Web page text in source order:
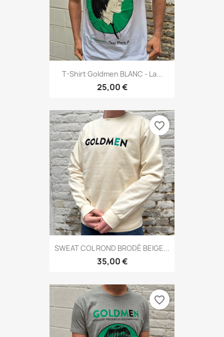
T-Shirt Goldmen BLANC - La...
25,00 €
SWEAT COL ROND BRODÉ BEIGE...
35,00 €
favorite_border
favorite_border